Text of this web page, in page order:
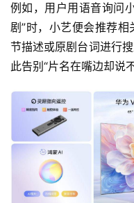
例如，用户用语音询问
剧”时，小艺便会推荐
节描述或原剧台词进行
此告别“片名在嘴边却说